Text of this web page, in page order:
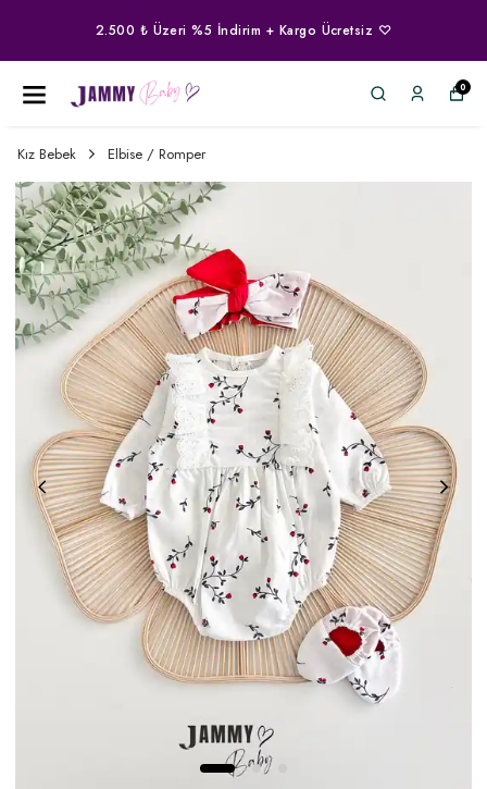
2.500 ₺ Üzeri %5 İndirim + Kargo Ücretsiz ♡
0
Kız Bebek Elbise / Romper